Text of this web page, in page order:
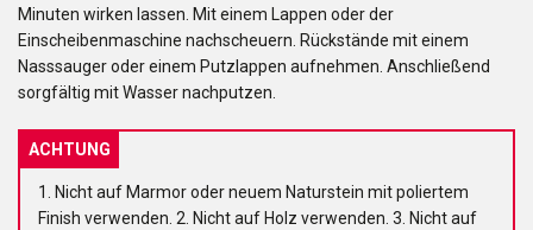
Minuten wirken lassen. Mit einem Lappen oder der
Einscheibenmaschine nachscheuern. Rückstände mit einem
Nasssauger oder einem Putzlappen aufnehmen. Anschließend
sorgfältig mit Wasser nachputzen.
ACHTUNG
1. Nicht auf Marmor oder neuem Naturstein mit poliertem
Finish verwenden. 2. Nicht auf Holz verwenden. 3. Nicht auf